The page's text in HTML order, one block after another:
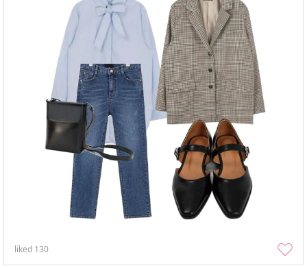
liked 130